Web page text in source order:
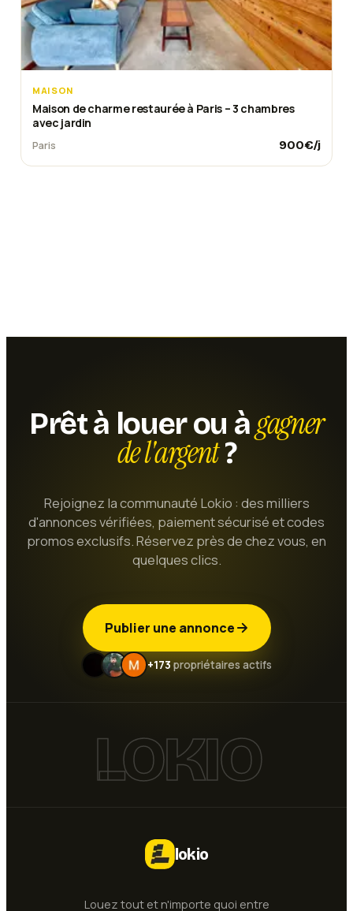
MAISON
Maison de charme restaurée à Paris – 3 chambres
avec jardin
Paris 900€/j
Prêt à louer ou àgagner
de l'argent?
Rejoignez la communauté Lokio : des milliers
d'annonces vérifiées, paiement sécurisé et codes
promos exclusifs. Réservez près de chez vous, en
quelques clics.
Publier une annonce
+173 propriétaires actifs
LOKIO
lokio
Louez tout et n'importe quoi entre